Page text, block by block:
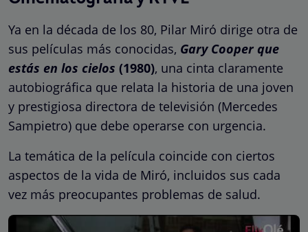
Ya en la década de los 80, Pilar Miró dirige otra de
sus películas más conocidas, Gary Cooper que
estás en los cielos (1980), una cinta claramente
autobiográfica que relata la historia de una joven
y prestigiosa directora de televisión (Mercedes
Sampietro) que debe operarse con urgencia.
La temática de la película coincide con ciertos
aspectos de la vida de Miró, incluidos sus cada
vez más preocupantes problemas de salud.